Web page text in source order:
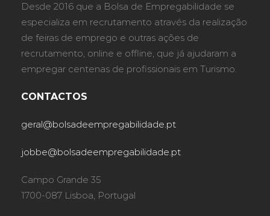
Desde 2016 que a Bolsa de Empregabilidade se
especializa em recrutamento através da realização
de feiras de emprego e outras ações de
recrutamento, online e offline, que já ajudaram a
empregar centenas de profissionais em Turismo.
CONTACTOS
geral@bolsadeempregabilidade.pt
jobbe@bolsadeempregabilidade.pt
Campo Grande 35
1700-087 Lisboa, Portugal